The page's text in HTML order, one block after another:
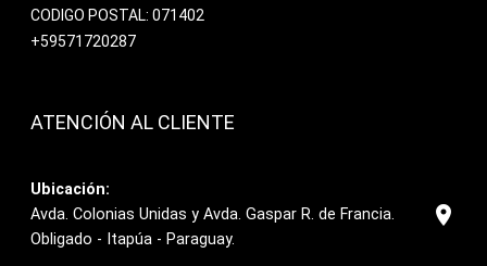
CODIGO POSTAL: 071402
+59571720287
ATENCIÓN AL CLIENTE
Ubicación:
Avda. Colonias Unidas y Avda. Gaspar R. de Francia.
Obligado - Itapúa - Paraguay.
location_on